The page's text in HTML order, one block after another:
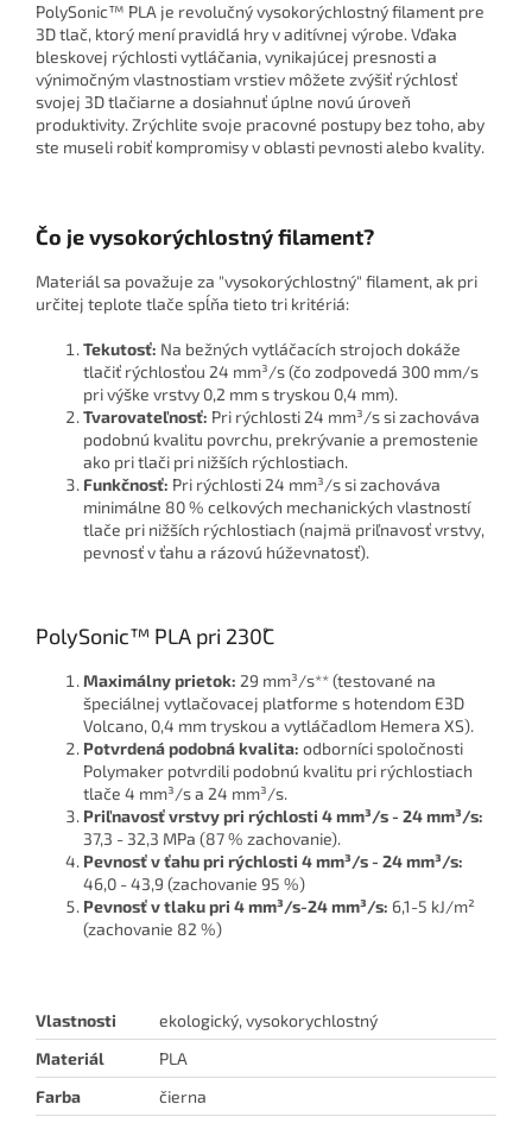
PolySonic™ PLA je revolučný vysokorýchlostný filament pre
3D tlač, ktorý mení pravidlá hry v aditívnej výrobe. Vďaka
bleskovej rýchlosti vytláčania, vynikajúcej presnosti a
výnimočným vlastnostiam vrstiev môžete zvýšiť rýchlosť
svojej 3D tlačiarne a dosiahnuť úplne novú úroveň
produktivity. Zrýchlite svoje pracovné postupy bez toho, aby
ste museli robiť kompromisy v oblasti pevnosti alebo kvality.
Čo je vysokorýchlostný filament?
Materiál sa považuje za "vysokorýchlostný" filament, ak pri
určitej teplote tlače spĺňa tieto tri kritériá:
Tekutosť: Na bežných vytláčacích strojoch dokáže
tlačiť rýchlosťou 24 mm³/s (čo zodpovedá 300 mm/s
pri výške vrstvy 0,2 mm s tryskou 0,4 mm).
Tvarovateľnosť: Pri rýchlosti 24 mm³/s si zachováva
podobnú kvalitu povrchu, prekrývanie a premostenie
ako pri tlači pri nižších rýchlostiach.
Funkčnosť: Pri rýchlosti 24 mm³/s si zachováva
minimálne 80 % celkových mechanických vlastností
tlače pri nižších rýchlostiach (najmä priľnavosť vrstvy,
pevnosť v ťahu a rázovú húževnatosť).
PolySonic™ PLA pri 230˚C
Maximálny prietok: 29 mm³/s** (testované na
špeciálnej vytlačovacej platforme s hotendom E3D
Volcano, 0,4 mm tryskou a vytláčadlom Hemera XS).
Potvrdená podobná kvalita: odborníci spoločnosti
Polymaker potvrdili podobnú kvalitu pri rýchlostiach
tlače 4 mm³/s a 24 mm³/s.
Priľnavosť vrstvy pri rýchlosti 4 mm³/s - 24 mm³/s:
37,3 - 32,3 MPa (87 % zachovanie).
Pevnosť v ťahu pri rýchlosti 4 mm³/s - 24 mm³/s:
46,0 - 43,9 (zachovanie 95 %)
Pevnosť v tlaku pri 4 mm³/s-24 mm³/s: 6,1-5 kJ/m²
(zachovanie 82 %)
Vlastnosti
ekologický, vysokorychlostný
Materiál
PLA
Farba
čierna